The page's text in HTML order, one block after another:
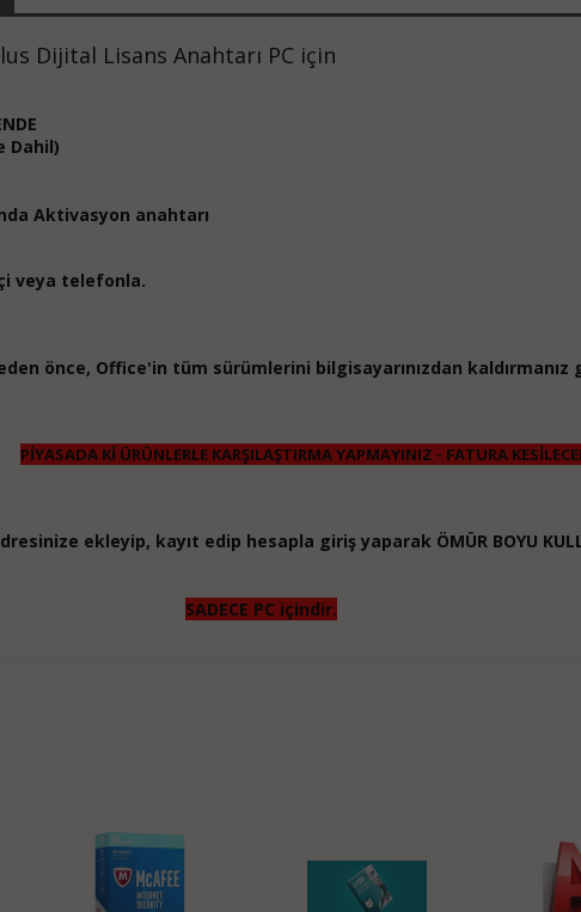
Dijital Lisans Anahtarı PC için
Dahil)
Aktivasyon anahtarı
veya telefonla.
önce, Office'in tüm sürümlerini bilgisayarınızdan kaldırmanız
PİYASADA Kİ ÜRÜNLERLE KARŞILAŞTIRMA YAPMAYINIZ - FATURA
ekleyip, kayıt edip hesapla giriş yaparak ÖMÜR BOYU
SADECE PC içindir.